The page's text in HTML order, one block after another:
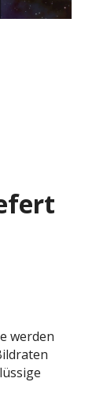
werden